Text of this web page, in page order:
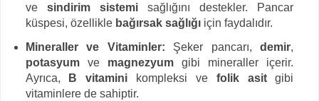
ve sindirim sistemisağlığını destekler. Pancar
küspesi, özellikle bağırsak sağlığıiçin faydalıdır.
Mineraller ve Vitaminler: Şeker pancarı,demir,
potasyumve magnezyumgibi mineraller içerir.
Ayrıca,
B vitamini kompleksi ve folik asitgibi
vitaminlere de sahiptir.